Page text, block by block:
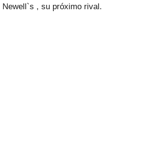
Newell`s , su próximo rival.